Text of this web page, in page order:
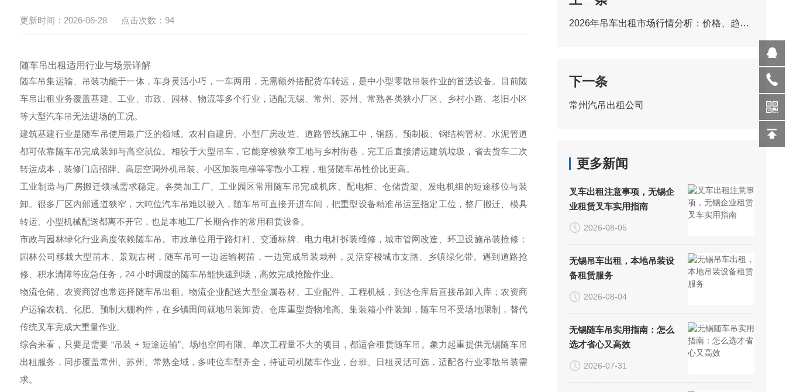
更新时间：2026-06-28 点击次数：94
随车吊出租适用行业与场景详解
随车吊集运输、吊装功能于一体，车身灵活小巧，一车两用，无需额外搭配货车转运，是中小型零散吊装作业的首选设备。目前随
车吊出租业务覆盖基建、工业、市政、园林、物流等多个行业，适配无锡、常州、苏州、常熟各类狭小厂区、乡村小路、老旧小区
等大型汽车吊无法进场的工况。
建筑基建行业是随车吊使用最广泛的领域。农村自建房、小型厂房改造、道路管线施工中，钢筋、预制板、钢结构管材、水泥管道
都可依靠随车吊完成装卸与高空就位。相较于大型吊车，它能穿梭狭窄工地与乡村街巷，完工后直接清运建筑垃圾，省去货车二次
转运成本，装修门店招牌、高层空调外机吊装、小区加装电梯等零散小工程，租赁随车吊性价比更高。
工业制造与厂房搬迁领域需求稳定。各类加工厂、工业园区常用随车吊完成机床、配电柜、仓储货架、发电机组的短途移位与装
卸。很多厂区内部通道狭窄，大吨位汽车吊难以驶入，随车吊可直接开进车间，把重型设备精准吊运至指定工位，整厂搬迁、模具
转运、小型机械配送都离不开它，也是本地工厂长期合作的常用租赁设备。
市政与园林绿化行业高度依赖随车吊。市政单位用于路灯杆、交通标牌、电力电杆拆装维修，城市管网改造、环卫设施吊装抢修；
园林公司移栽大型苗木、景观古树，随车吊可一边运输树苗，一边完成吊装栽种，灵活穿梭城市支路、乡镇绿化带。遇到道路抢
修、积水清障等应急任务，24 小时调度的随车吊能快速到场，高效完成抢险作业。
物流仓储、农资商贸也常选择随车吊出租。物流企业配送大型金属卷材、工业配件、工程机械，到达仓库后直接吊卸入库；农资商
户运输农机、化肥、预制大棚构件，在乡镇田间就地吊装卸货。仓库重型货物堆高、集装箱小件装卸，随车吊不受场地限制，替代
传统叉车完成大重量作业。
综合来看，只要是需要 “吊装 + 短途运输”、场地空间有限、单次工程量不大的项目，都适合租赁随车吊。象力起重提供无锡随车吊
出租服务，同步覆盖常州、苏州、常熟全域，多吨位车型齐全，持证司机随车作业，台班、日租灵活可选，适配各行业零散吊装需
求。
2026年吊车出租市场行情分析：价格、趋势与行业现状详解
下一条
常州汽吊出租公司
更多新闻
叉车出租注意事项，无锡企
业租赁叉车实用指南
2026-08-05
无锡吊车出租，本地吊装设
备租赁服务
2026-08-04
无锡随车吊实用指南：怎么
选才省心又高效
2026-07-31